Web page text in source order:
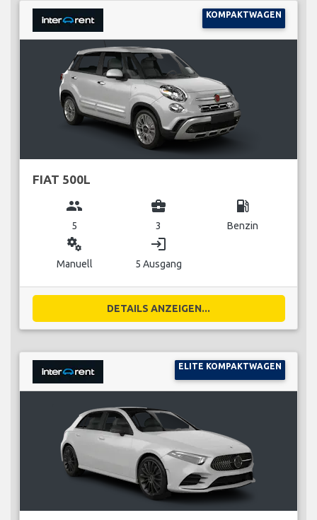
KOMPAKTWAGEN
FIAT 500L
group
5
business_center
3
local_gas_station
Benzin
miscellaneous_services
Manuell
login
5 Ausgang
DETAILS ANZEIGEN...
ELITE KOMPAKTWAGEN